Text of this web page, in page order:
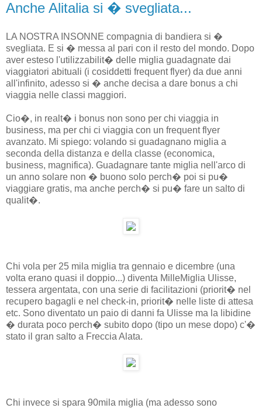
Anche Alitalia si � svegliata...
LA NOSTRA INSONNE compagnia di bandiera si �
svegliata. E si � messa al pari con il resto del mondo. Dopo
aver esteso l'utilizzabilit� delle miglia guadagnate dai
viaggiatori abituali (i cosiddetti frequent flyer) da due anni
all'infinito, adesso si � anche decisa a dare bonus a chi
viaggia nelle classi maggiori.
Cio�, in realt� i bonus non sono per chi viaggia in
business, ma per chi ci viaggia con un frequent flyer
avanzato. Mi spiego: volando si guadagnano miglia a
seconda della distanza e della classe (economica,
business, magnifica). Guadagnare tante miglia nell'arco di
un anno solare non � buono solo perch� poi si pu�
viaggiare gratis, ma anche perch� si pu� fare un salto di
qualit�.
Chi vola per 25 mila miglia tra gennaio e dicembre (una
volta erano quasi il doppio...) diventa MilleMiglia Ulisse,
tessera argentata, con una serie di facilitazioni (priorit� nel
recupero bagagli e nel check-in, priorit� nelle liste di attesa
etc. Sono diventato un paio di danni fa Ulisse ma la libidine
� durata poco perch� subito dopo (tipo un mese dopo) c'�
stato il gran salto a Freccia Alata.
Chi invece si spara 90mila miglia (ma adesso sono